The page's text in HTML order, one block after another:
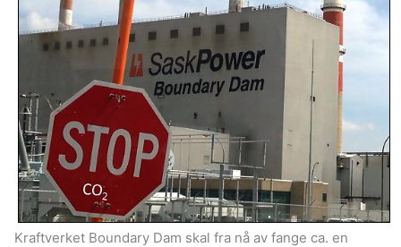
Kraftverket Boundary Dam skal fra nå av fange ca. en